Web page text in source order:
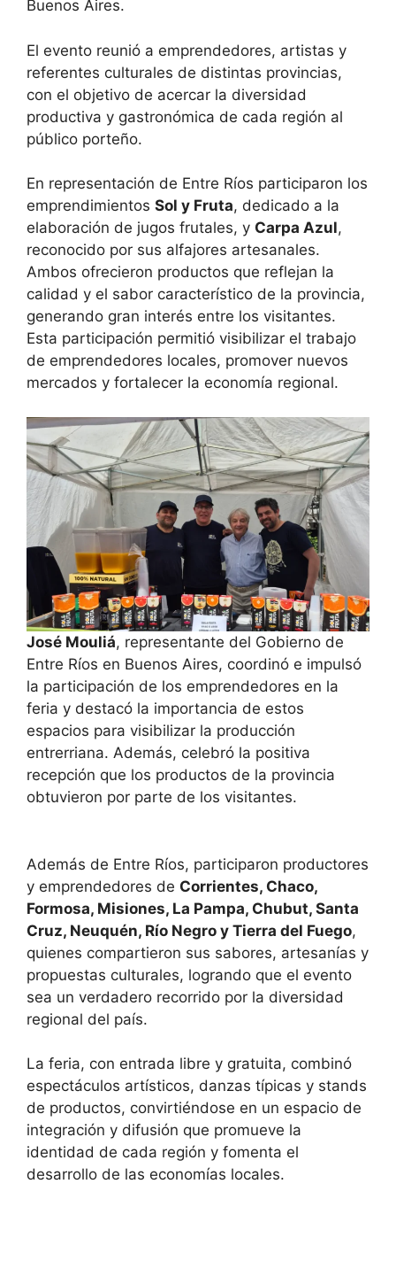
Buenos Aires.
El evento reunió a emprendedores, artistas y
referentes culturales de distintas provincias,
con el objetivo de acercar la diversidad
productiva y gastronómica de cada región al
público porteño.
En representación de Entre Ríos participaron los
emprendimientos Sol y Fruta, dedicado a la
elaboración de jugos frutales, y Carpa Azul,
reconocido por sus alfajores artesanales.
Ambos ofrecieron productos que reflejan la
calidad y el sabor característico de la provincia,
generando gran interés entre los visitantes.
Esta participación permitió visibilizar el trabajo
de emprendedores locales, promover nuevos
mercados y fortalecer la economía regional.
José Mouliá, representante del Gobierno de
Entre Ríos en Buenos Aires, coordinó e impulsó
la participación de los emprendedores en la
feria y destacó la importancia de estos
espacios para visibilizar la producción
entrerriana. Además, celebró la positiva
recepción que los productos de la provincia
obtuvieron por parte de los visitantes.
Además de Entre Ríos, participaron productores
y emprendedores de Corrientes, Chaco,
Formosa, Misiones, La Pampa, Chubut, Santa
Cruz, Neuquén, Río Negro y Tierra del Fuego,
quienes compartieron sus sabores, artesanías y
propuestas culturales, logrando que el evento
sea un verdadero recorrido por la diversidad
regional del país.
La feria, con entrada libre y gratuita, combinó
espectáculos artísticos, danzas típicas y stands
de productos, convirtiéndose en un espacio de
integración y difusión que promueve la
identidad de cada región y fomenta el
desarrollo de las economías locales.